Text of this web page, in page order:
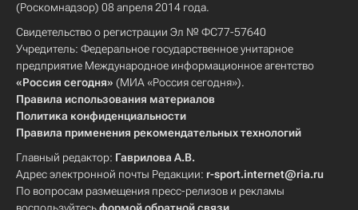
(Роскомнадзор) 08 апреля 2014 года.
Свидетельство о регистрации Эл № ФС77-57640
Учредитель: Федеральное государственное унитарное
предприятие Международное информационное агентство
«Россия сегодня» (МИА «Россия сегодня»).
Правила использования материалов
Политика конфиденциальности
Правила применения рекомендательных технологий
Главный редактор: Гаврилова А.В.
Адрес электронной почты Редакции: r-sport.internet@ria.ru
По вопросам размещения пресс-релизов и рекламы